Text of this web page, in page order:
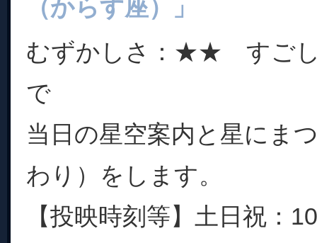
（からす座）」
むずかしさ：★★ すごし
で
当日の星空案内と星にま
わり）をします。
【投映時刻等】土日祝：